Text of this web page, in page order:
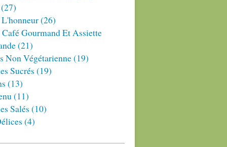
(27)
(26)
Gourmand Et Assiette
(21)
Non Végétarienne(19)
Sucrés (19)
(13)
(11)
Salés (10)
(4)